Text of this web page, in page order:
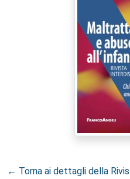
← Torna ai dettagli della